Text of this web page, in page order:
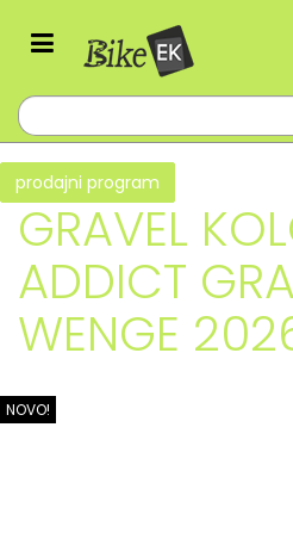
prodajni program
GRAVEL
ADDICT
WENGE
NOVO!